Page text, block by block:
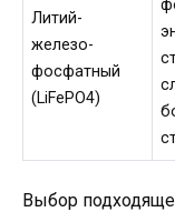
Литий-
железо-
фосфатный
(LiFePO4)
Выбор